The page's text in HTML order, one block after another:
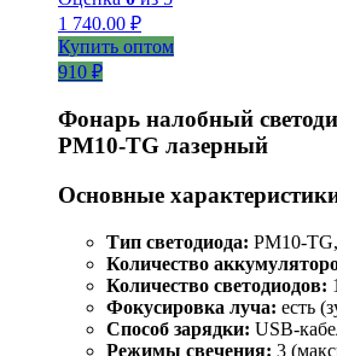
1 740.00 ₽
Купить оптом
910 ₽
Фонарь налобный
PM10-TG лазерный
Основные
Тип светодиода: PM10-
Количество
Количество светодиодов: 1
Фокусировка луча: есть
Способ зарядки: USB-
Режимы свечения: 3